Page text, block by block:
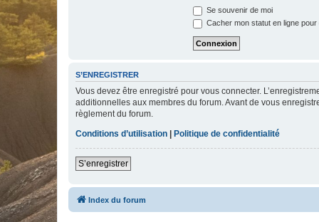
h
o
t
d
s
Se souvenir de moi
Cacher mon statut en ligne
S’ENREGISTRER
Vous devez être enregistré pour vous connecter.
additionnelles aux membres du forum. Avant de vous
règlement du forum.
Conditions d’utilisation
Politique de confidentialité
S’enregistrer
Index du forum